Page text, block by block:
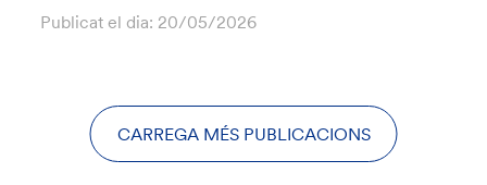
Publicat el dia: 20/05/2026
CARREGA MÉS PUBLICACIONS